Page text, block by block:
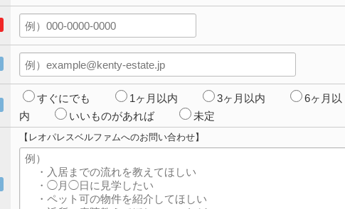
すぐにでも 1ヶ月以内 3ヶ月以内
6ヶ月以
内
いいものがあれば 未定
【レオパレスベルファムへのお問い合わせ】